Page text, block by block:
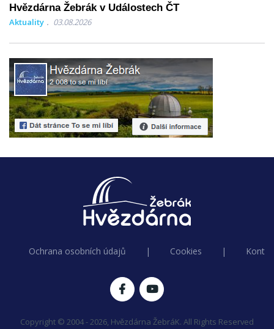
Hvězdárna Žebrák v Událostech ČT
Aktuality 03.08.2026
Ochrana osobních údajů | Cookies |
Copyright © 2004 - 2026, Hvězdárna ŽebráK. All Rights Reserved